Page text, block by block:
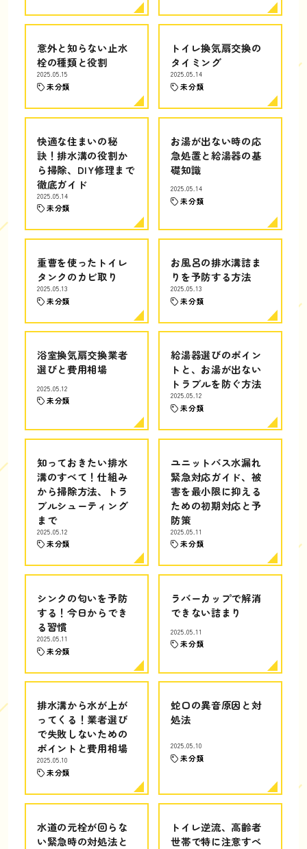
意外と知らない止水
栓の種類と役割
2025.05.15
未分類
トイレ換気扇交換の
タイミング
2025.05.14
未分類
快適な住まいの秘
訣！排水溝の役割か
ら掃除、DIY修理まで
徹底ガイド
2025.05.14
未分類
お湯が出ない時の応
急処置と給湯器の基
礎知識
2025.05.14
未分類
重曹を使ったトイレ
タンクのカビ取り
2025.05.13
未分類
お風呂の排水溝詰ま
りを予防する方法
2025.05.13
未分類
浴室換気扇交換業者
選びと費用相場
2025.05.12
未分類
給湯器選びのポイン
トと、お湯が出ない
トラブルを防ぐ方法
2025.05.12
未分類
知っておきたい排水
溝のすべて！仕組み
から掃除方法、トラ
ブルシューティング
まで
2025.05.12
未分類
ユニットバス水漏れ
緊急対応ガイド、被
害を最小限に抑える
ための初期対応と予
防策
2025.05.11
未分類
シンクの匂いを予防
する！今日からでき
る習慣
2025.05.11
未分類
ラバーカップで解消
できない詰まり
2025.05.11
未分類
排水溝から水が上が
ってくる！業者選び
で失敗しないための
ポイントと費用相場
2025.05.10
未分類
蛇口の異音原因と対
処法
2025.05.10
未分類
水道の元栓が回らな
い緊急時の対処法と
トイレ逆流、高齢者
世帯で特に注意すべ